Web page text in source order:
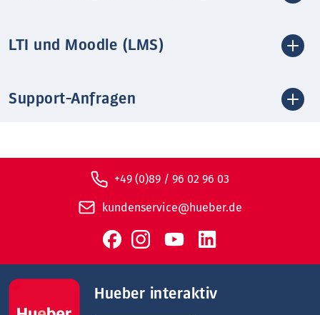
LTI und Moodle (LMS)
Support-Anfragen
+49 (0)89 / 96 02 96 03
kundenservice@hueber.de
Hueber interaktiv